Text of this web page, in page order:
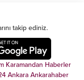
takip ediniz.
Karamandan Haberler
Ankara Ankarahaber